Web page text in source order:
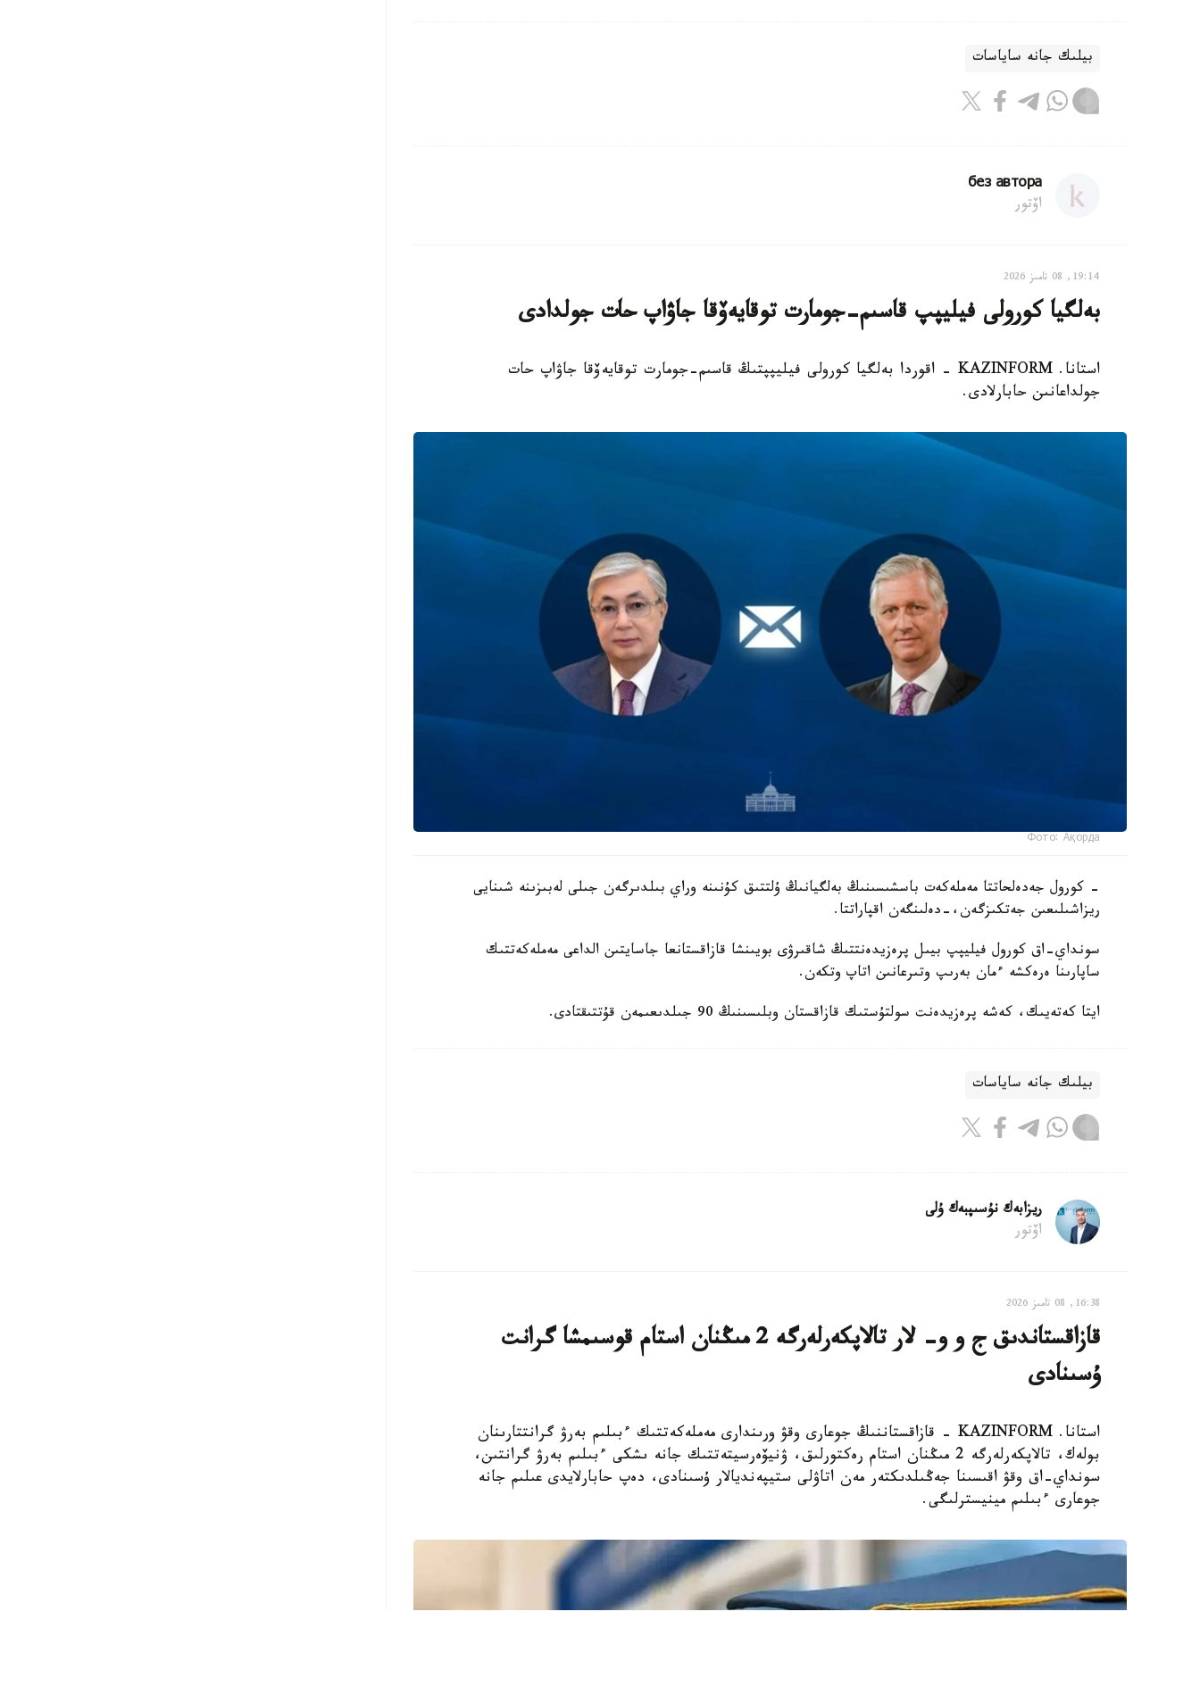
بيلىك جانە ساياسات
без автора
اۆتور
19:14, 08 تامىز 2026
بەلگيا كورولى فيليپپ قاسىم-جومارت توقايەۆقا جاۋاپ حات جولدادى
استانا. KAZINFORM - اقوردا بەلگيا كورولى فيليپپتىڭ قاسىم-جومارت توقايەۆقا جاۋاپ حات
جولداعانىن حابارلادى.
Фото: Ақорда
- كورول جەدەلحاتتا مەملەكەت باسشىسىنىڭ بەلگيانىڭ ۇلتتىق كۇنىنە وراي بىلدىرگەن جىلى لەبىزىنە شىنايى
ريزاشىلىعىن جەتكىزگەن،-دەلىنگەن اقپاراتتا.
سونداي-اق كورول فيليپپ بيىل پرەزيدەنتتىڭ شاقىرۋى بويىنشا قازاقستانعا جاسايتىن الداعى مەملەكەتتىك
ساپارىنا ەرەكشە ءمان بەرىپ وتىرعانىن اتاپ وتكەن.
ايتا كەتەيىك، كەشە پرەزيدەنت سولتۇستىك قازاقستان وبلىسىنىڭ 90 جىلدىعىمەن قۇتتىقتادى.
بيلىك جانە ساياسات
ريزابەك نۇسىپبەك ۇلى
اۆتور
16:38, 08 تامىز 2026
قازاقستاندىق ج و و- لار تالاپكەرلەرگە 2 مىڭنان استام قوسىمشا گرانت
ۇسىنادى
استانا. KAZINFORM - قازاقستاننىڭ جوعارى وقۋ ورىندارى مەملەكەتتىك ءبىلىم بەرۋ گرانتتارىنان
بولەك، تالاپكەرلەرگە 2 مىڭنان استام رەكتورلىق، ۋنيۆەرسيتەتتىك جانە ىشكى ءبىلىم بەرۋ گرانتىن،
سونداي-اق وقۋ اقىسىنا جەڭىلدىكتەر مەن اتاۋلى ستيپەنديالار ۇسىنادى، دەپ حابارلايدى عىلىم جانە
جوعارى ءبىلىم مينيسترلىگى.